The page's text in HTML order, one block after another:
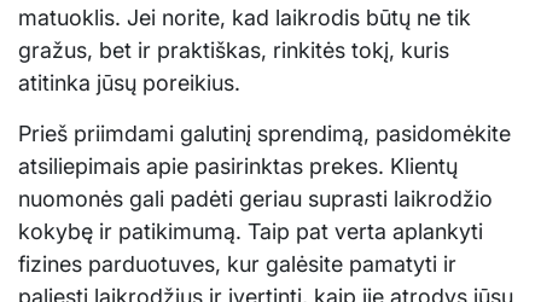
matuoklis. Jei norite, kad laikrodis būtų ne tik
gražus, bet ir praktiškas, rinkitės tokį, kuris
atitinka jūsų poreikius.
Prieš priimdami galutinį sprendimą, pasidomėkite
atsiliepimais apie pasirinktas prekes. Klientų
nuomonės gali padėti geriau suprasti laikrodžio
kokybę ir patikimumą. Taip pat verta aplankyti
fizines parduotuves, kur galėsite pamatyti ir